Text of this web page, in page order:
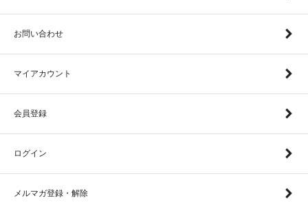
お問い合わせ
マイアカウント
会員登録
ログイン
メルマガ登録・解除